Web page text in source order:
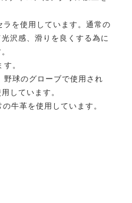
を使用しています。通常の
沢感、滑りを良くする為に
。
野球のグローブで使用され
しています。
牛革を使用しています。